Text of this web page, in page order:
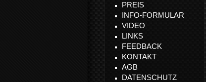
PREIS
INFO-FORMULAR
VIDEO
LINKS
FEEDBACK
KONTAKT
AGB
DATENSCHUTZ